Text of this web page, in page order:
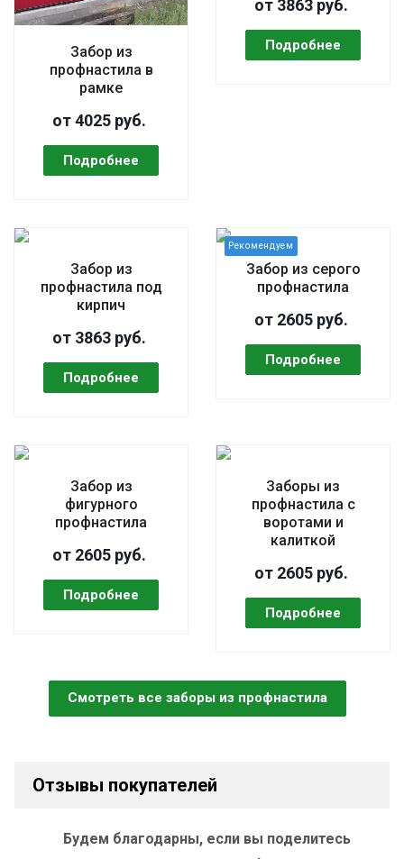
Забор из
профнастила в
рамке
от 4025 руб.
от 3863 руб.
Забор из
профнастила под
кирпич
от 3863 руб.
Забор из серого
профнастила
от 2605 руб.
Забор из
фигурного
профнастила
от 2605 руб.
Заборы из
профнастила с
воротами и
калиткой
от 2605 руб.
Смотреть все заборы из профнастила
Отзывы покупателей
Будем благодарны, если вы поделитесь